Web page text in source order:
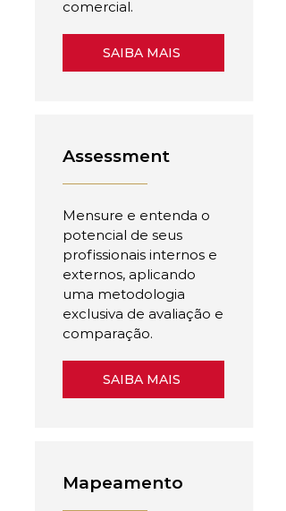
comercial.
SAIBA MAIS
Assessment
Mensure e entenda o
potencial de seus
profissionais internos e
externos, aplicando
uma metodologia
exclusiva de avaliação e
comparação.
SAIBA MAIS
Mapeamento